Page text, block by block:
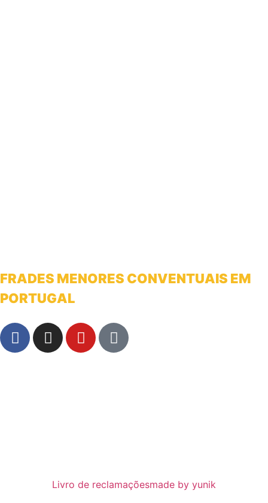
FRADES MENORES CONVENTUAIS EM
PORTUGAL
Livro de reclamaçõesmade by yunik